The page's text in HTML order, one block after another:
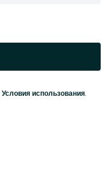
Условия использования.